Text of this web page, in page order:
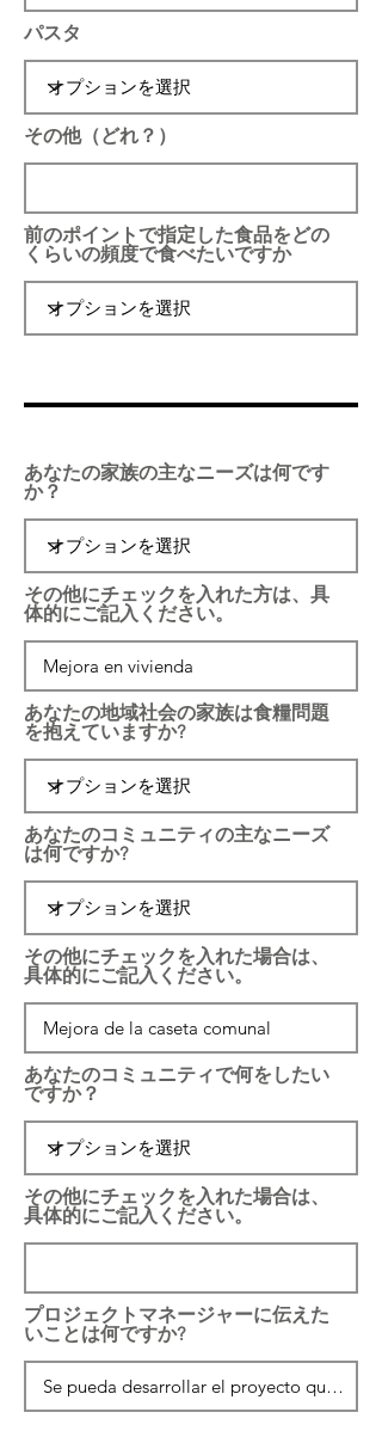
パスタ
その他（どれ？）
前のポイントで指定した食品をどの
くらいの頻度で食べたいですか
あなたの家族の主なニーズは何です
か？
その他にチェックを入れた方は、具
体的にご記入ください。
あなたの地域社会の家族は食糧問題
を抱えていますか?
あなたのコミュニティの主なニーズ
は何ですか?
その他にチェックを入れた場合は、
具体的にご記入ください。
あなたのコミュニティで何をしたい
ですか？
その他にチェックを入れた場合は、
具体的にご記入ください。
プロジェクトマネージャーに伝えた
いことは何ですか?